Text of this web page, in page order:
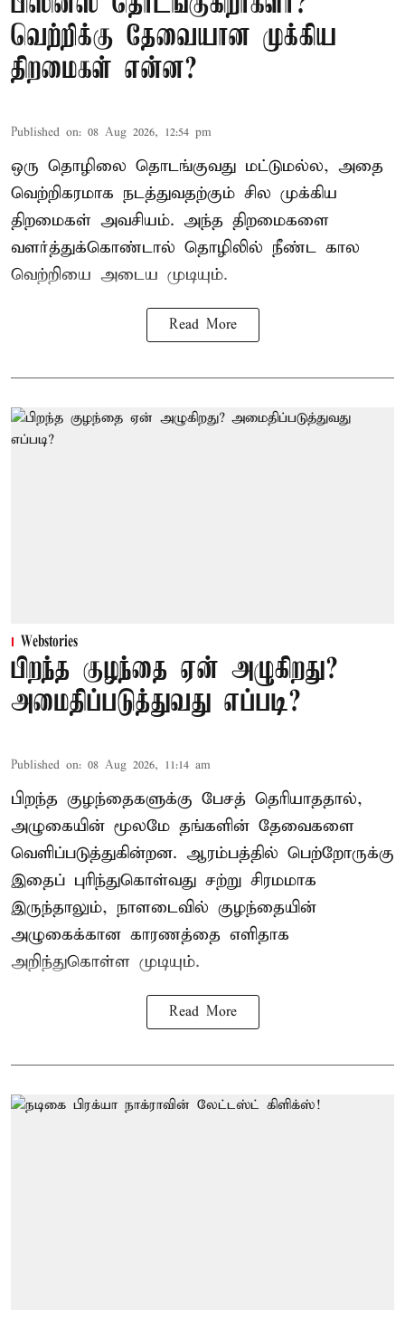
வெற்றிக்கு தேவையான முக்கிய
திறமைகள் என்ன?
Published on: 08 Aug 2026, 12:54 pm
ஒரு தொழிலை தொடங்குவது மட்டுமல்ல, அதை
வெற்றிகரமாக நடத்துவதற்கும் சில முக்கிய
திறமைகள் அவசியம். அந்த திறமைகளை
வளர்த்துக்கொண்டால் தொழிலில் நீண்ட கால
வெற்றியை அடைய முடியும்.
Read More
Webstories
பிறந்த குழந்தை ஏன் அழுகிறது?
அமைதிப்படுத்துவது எப்படி?
Published on: 08 Aug 2026, 11:14 am
பிறந்த குழந்தைகளுக்கு பேசத் தெரியாததால்,
அழுகையின் மூலமே தங்களின் தேவைகளை
வெளிப்படுத்துகின்றன. ஆரம்பத்தில் பெற்றோருக்கு
இதைப் புரிந்துகொள்வது சற்று சிரமமாக
இருந்தாலும், நாளடைவில் குழந்தையின்
அழுகைக்கான காரணத்தை எளிதாக
அறிந்துகொள்ள முடியும்.
Read More